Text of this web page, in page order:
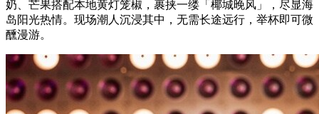
奶、芒果搭配本地黄灯笼椒，裹挟一缕「椰城晚风」，尽显海
岛阳光热情。现场潮人沉浸其中，无需长途远行，举杯即可微
醺漫游。